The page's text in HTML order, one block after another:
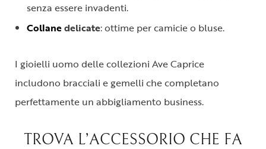
senza essere invadenti.
Collanedelicate: ottime per camicie o bluse.
I gioielli uomo delle collezioni Ave Caprice
includono bracciali e gemelli che completano
perfettamente un abbigliamento business.
TROVA L’ACCESSORIO CHE FA